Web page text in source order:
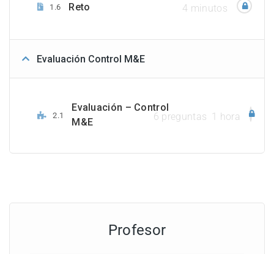
1.6 Reto 4 minutos
Evaluación Control M&E
2.1
Evaluación – Control
M&E
6 preguntas 1 hora
Profesor